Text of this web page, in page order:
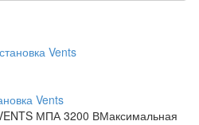
Vents
МПА 3200 ВМаксимальная